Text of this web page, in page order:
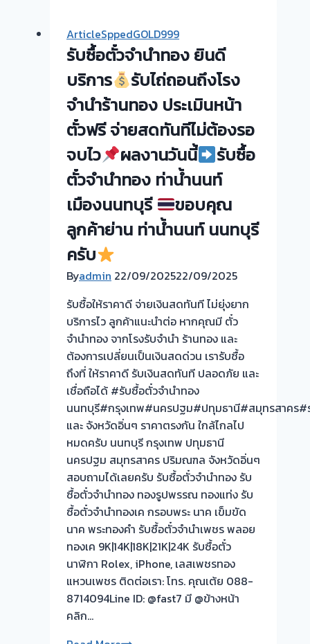
ทอง
รับ
ไถ่ถอน
ถึง
โรง
ร้าน
ทอง
ประเมิน
ตั๋ว
ฟรี
ทันที
ไม่
ต้อง
รอ
จบ
หน้า
งาน
วัน
นี้
ให้
บริการ
ลูกค้า
ย่าน
ปทุมธานี
vาคา
ตรง
กัน
บริการ
ArticleSppedGOLD999
รับซื้อตั๋วจำนำทอง ยินดี
บริการ
รับไถ่ถอนถึงโรง
จำนำร้านทอง ประเมินหน้า
ตั๋วฟรี จ่ายสดทันทีไม่ต้องรอ
จบไว
ผลงานวันนี้
รับซื้อ
ตั๋วจำนำทอง ท่าน้ำนนท์
เมืองนนทบุรี
ขอบคุณ
ลูกค้าย่าน ท่าน้ำนนท์ นนทบุรี
ครับ
Byadmin 22/09/202522/09/2025
รับซื้อให้ราคาดี จ่ายเงินสดทันที ไม่ยุ่งยาก
บริการไว ลูกค้าแนะนำต่อ หากคุณมี ตั๋ว
จำนำทอง จากโรงรับจำนำ ร้านทอง และ
ต้องการเปลี่ยนเป็นเงินสดด่วน เรารับซื้อ
ถึงที่ ให้ราคาดี รับเงินสดทันที ปลอดภัย และ
เชื่อถือได้ #รับซื้อตั๋วจำนำทอง
นนทบุรี#กรุงเทพ#นครปฐม#ปทุมธานี#สมุทรสาคร#
และ จังหวัดอิ่นๆ ราคาตรงกัน ใกล้ไกลไป
หมดครับ นนทบุรี กรุงเทพ ปทุมธานี
นครปฐม สมุทรสาคร ปริมณฑล จังหวัดอิ่นๆ
สอบถามได้เลยครับ รับซื้อตั๋วจำนำทอง รับ
ซื้อตั๋วจำนำทอง ทองรูปพรรณ ทองแท่ง รับ
ซื้อตั๋วจำนำทองเค กรอบพระ นาค เข็มขัด
นาค พระทองคำ รับซื้อตั๋วจำนำเพชร พลอย
ทองเค 9K|14K|18K|21K|24K รับซื้อตั๋ว
นาฬิกา Rolex, iPhone, เลสเพชรทอง
แหวนเพชร ติดต่อเรา: โทร. คุณเต้ย 088-
8714094Line ID: @fast7 มี @ข้างหน้า
คลิก…